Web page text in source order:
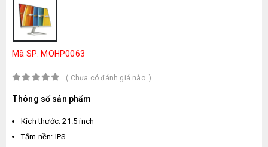
Mã SP: MOHP0063
( Chưa có đánh giá nào. )
Thông số sản phẩm
Kích thước: 21.5 inch
Tấm nền: IPS